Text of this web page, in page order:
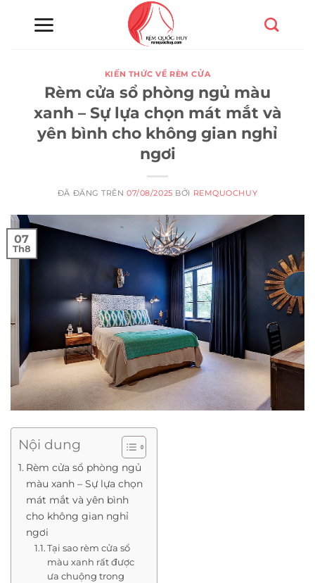
KIẾN THỨC VỀ RÈM CỬA
Rèm cửa sổ phòng ngủ màu
xanh – Sự lựa chọn mát mắt và
yên bình cho không gian nghỉ
ngơi
ĐÃ ĐĂNG TRÊN07/08/2025 BỞI REMQUOCHUY
07
Th8
Nội dung
Rèm cửa sổ phòng ngủ
màu xanh – Sự lựa chọn
mát mắt và yên bình
cho không gian nghỉ
ngơi
Tại sao rèm cửa sổ
màu xanh rất được
ưa chuộng trong